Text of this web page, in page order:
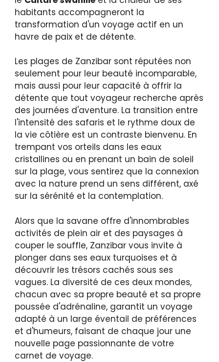
habitants accompagneront la
transformation d'un voyage actif en un
havre de paix et de détente.
Les plages de Zanzibar sont réputées non
seulement pour leur beauté incomparable,
mais aussi pour leur capacité à offrir la
détente que tout voyageur recherche après
des journées d'aventure. La transition entre
l'intensité des safaris et le rythme doux de
la vie côtière est un contraste bienvenu. En
trempant vos orteils dans les eaux
cristallines ou en prenant un bain de soleil
sur la plage, vous sentirez que la connexion
avec la nature prend un sens différent, axé
sur la sérénité et la contemplation.
Alors que la savane offre d'innombrables
activités de plein air et des paysages à
couper le souffle, Zanzibar vous invite à
plonger dans ses eaux turquoises et à
découvrir les trésors cachés sous ses
vagues. La diversité de ces deux mondes,
chacun avec sa propre beauté et sa propre
poussée d'adrénaline, garantit un voyage
adapté à un large éventail de préférences
et d'humeurs, faisant de chaque jour une
nouvelle page passionnante de votre
carnet de voyage.